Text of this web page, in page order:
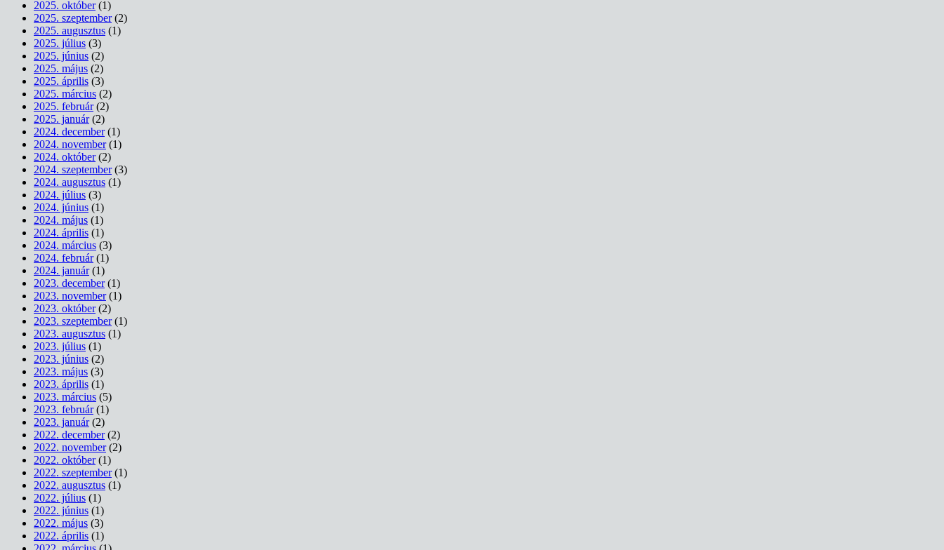
2025. október(1)
2025. szeptember(2)
2025. augusztus (1)
2025. július (3)
2025. június (2)
2025. május (2)
2025. április (3)
2025. március (2)
2025. február(2)
2025. január(2)
2024. december(1)
2024. november(1)
2024. október(2)
2024. szeptember(3)
2024. augusztus (1)
2024. július (3)
2024. június (1)
2024. május (1)
2024. április (1)
2024. március (3)
2024. február(1)
2024. január(1)
2023. december(1)
2023. november(1)
2023. október(2)
2023. szeptember(1)
2023. augusztus (1)
2023. július (1)
2023. június (2)
2023. május (3)
2023. április (1)
2023. március (5)
2023. február(1)
2023. január(2)
2022. december(2)
2022. november(2)
2022. október(1)
2022. szeptember(1)
2022. augusztus (1)
2022. július (1)
2022. június (1)
2022. május (3)
2022. április (1)